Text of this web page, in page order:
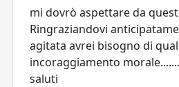
mi dovrò aspettare da
Ringraziandovi
agitata avrei bisogno di
incoraggiamento
saluti